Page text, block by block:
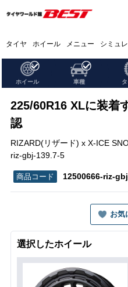
タイヤ ホイール メニュー シミュ
ホイール 車種
225/60R16 XLに装着
認
RIZARD(リザード) x X-ICE
riz-gbj-139.7-5
12500666-riz-
お気
選択したホイール